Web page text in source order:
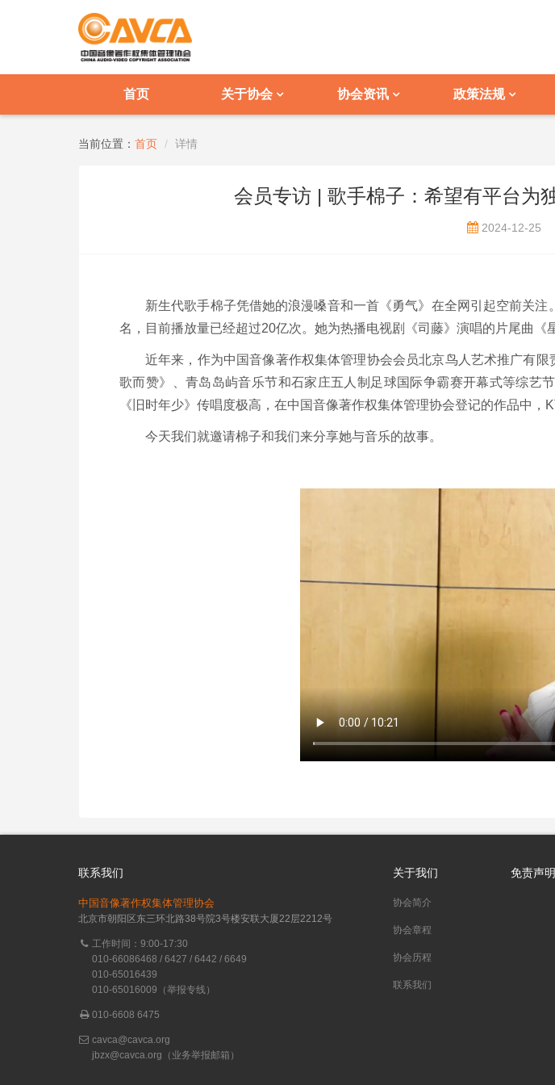
首页 关于协会 协会资讯 政策法规
当前位置： 首页 详情
会员专访 | 歌手棉子：希望有平台为
2024-12-25
新生代歌手棉子凭借她的浪漫嗓音和一首《勇气》在全网引起空前关
名，目前播放量已经超过20亿次。她为热播电视剧《司藤》演唱的片尾曲《
近年来，作为中国音像著作权集体管理协会会员北京鸟人艺术推广有
歌而赞》、青岛岛屿音乐节和石家庄五人制足球国际争霸赛开幕式等综艺
《旧时年少》传唱度极高，在中国音像著作权集体管理协会登记的作品中，
今天我们就邀请棉子和我们来分享她与音乐的故事。
联系我们
中国音像著作权集体管理协会
北京市朝阳区东三环北路38号院3号楼安联大厦22层2212号
工作时间：9:00-17:30
010-66086468 / 6427 / 6442 / 6649
010-65016439
010-65016009（举报专线）
010-6608 6475
cavca@cavca.org
jbzx@cavca.org （业务举报邮箱）
关于我们
协会简介
协会章程
协会历程
联系我们
免责声明